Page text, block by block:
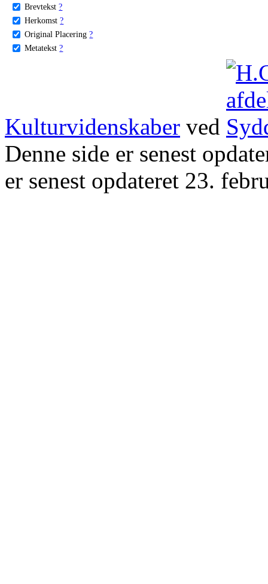
Brevtekst ?
Herkomst ?
Original Placering ?
Metatekst ?
Kulturvidenskaber ved
Denne side er senest
er senest opdateret 23.